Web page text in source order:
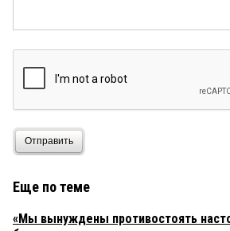
Отправить
Еще по теме
«Мы вынуждены противостоять